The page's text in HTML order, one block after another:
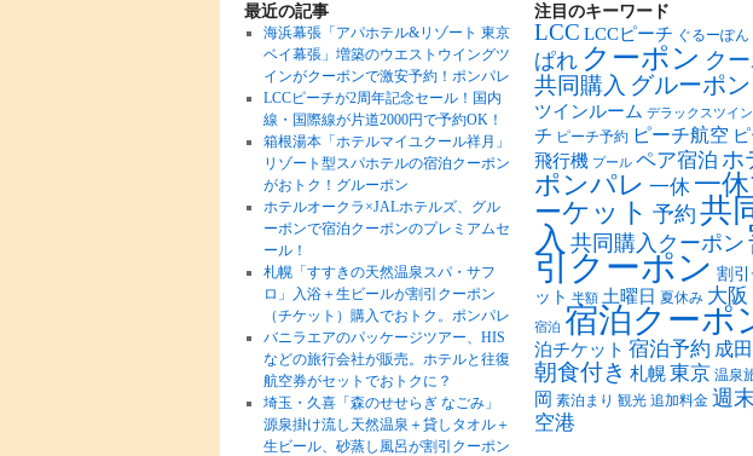
最近の記事
海浜幕張「アパホテル&リゾート 東京
ベイ幕張」増築のウエストウイングツ
インがクーポンで激安予約！ポンパレ
LCCピーチが2周年記念セール！国内
線・国際線が片道2000円で予約OK！
箱根湯本「ホテルマイユクール祥月」
リゾート型スパホテルの宿泊クーポン
がおトク！グルーポン
ホテルオークラ×JALホテルズ、グル
ーポンで宿泊クーポンのプレミアムセ
ール！
札幌「すすきの天然温泉スパ・サフ
ロ」入浴＋生ビールが割引クーポン
（チケット）購入でおトク。ポンパレ
バニラエアのパッケージツアー、HIS
などの旅行会社が販売。ホテルと往復
航空券がセットでおトクに？
埼玉・久喜「森のせせらぎ なごみ」
源泉掛け流し天然温泉＋貸しタオル＋
生ビール、砂蒸し風呂が割引クーポン
注目のキーワード
LCC LCCピーチ ぐるーぽん
ぱれ クーポン ク
共同購入 グルーポン
ツインルーム デラックスツイン
チ ピーチ予約 ピーチ航空
飛行機 プール ペア宿泊 ホ
ポンパレ 一休 一
ーケット 予約 共
入 共同購入クーポン
引クーポン 割
ット 半額 土曜日 夏休み 大阪
宿泊 宿泊クーポ
泊チケット 宿泊予約 成
朝食付き 札幌東京 温泉
岡 素泊まり 観光 追加料金 週末
空港